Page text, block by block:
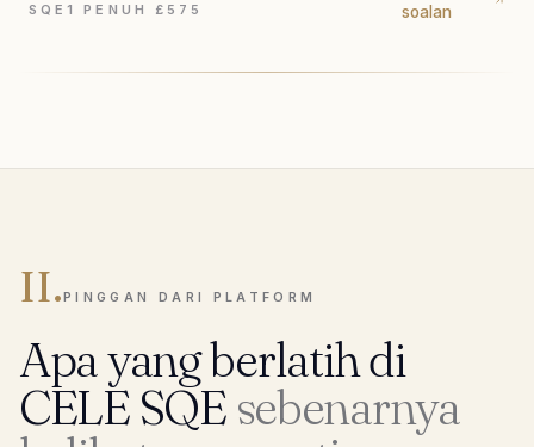
SQE1 PENUH £575
soalan
II.PINGGAN DARI PLATFORM
Apa yang berlatih di
CELE SQE sebenarnya